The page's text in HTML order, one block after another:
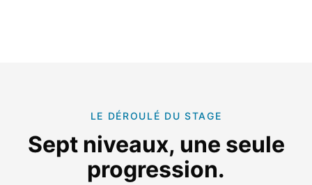
LE DÉROULÉ DU STAGE
Sept niveaux, une seule
progression.